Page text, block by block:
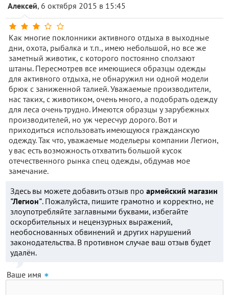
Алексей, 6 октября 2015 в 15:45
Как многие поклонники активного отдыха в выходные
дни, охота, рыбалка и т.п., имею небольшой, но все же
заметный животик, с которого постоянно сползают
штаны. Пересмотрев все имеющиеся образцы одежды
для активного отдыха, не обнаружил ни одной модели
брюк с заниженной талией. Уважаемые производители,
нас таких, с животиком, очень много, а подобрать одежду
для леса очень трудно. Имеются образцы у зарубежных
производителей, но уж чересчур дорого. Вот и
приходиться использовать имеющуюся гражданскую
одежду. Так что, уважаемые модельеры компании Легион,
у вас есть возможность отхватить большой кусок
отечественного рынка спец одежды, обдумав мое
замечание.
Здесь вы можете добавить отзыв про армейский магазин
"Легион". Пожалуйста, пишите грамотно и корректно, не
злоупотребляйте заглавными буквами, избегайте
оскорбительных и нецензурных выражений,
необоснованных обвинений и других нарушений
законодательства. В противном случае ваш отзыв будет
удалён.
Ваше имя